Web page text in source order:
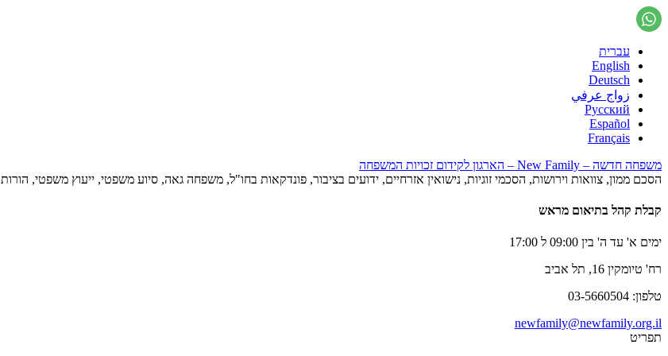
עברית
English
Deutsch
زواج عرفي
Русский
Español
Français
משפחה חדשה – New Family – הארגון לקידום זכויות המשפחה
הסכם ממון, צוואות וירושות, הסכמי זוגיות, נישואין אזרחיים, ידועים בציבור, פונדקאות בחו"ל, משפחה גאה, סיוע משפטי, ייעוץ משפטי, הורות
קבלת קהל בתיאום מראש
ימים א' עד ה' בין 09:00 ל 17:00
רח' טיומקין 16, תל אביב
טלפון: 03-5660504
newfamily@newfamily.org.il
תפריט